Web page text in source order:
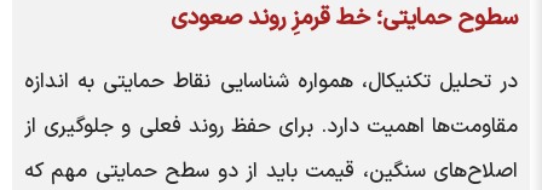
سطوح حمایتی؛ خط قرمزِ روند صعودی
در تحلیل تکنیکال، همواره شناسایی نقاط حمایتی به اندازه
مقاومت‌ها اهمیت دارد. برای حفظ روند فعلی و جلوگیری از
اصلاح‌های سنگین، قیمت باید از دو سطح حمایتی مهم که